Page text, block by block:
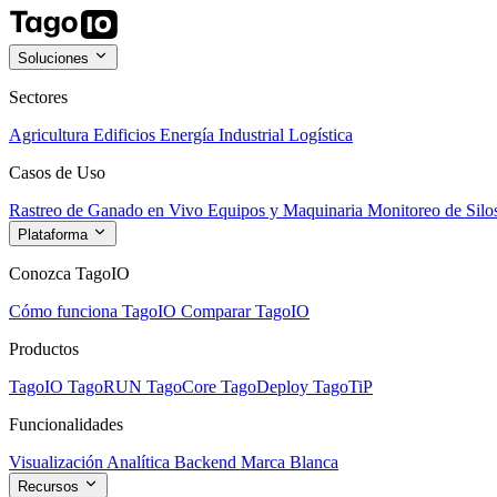
Soluciones
Sectores
Agricultura Edificios Energía Industrial Logística
Casos de Uso
Rastreo de Ganado en Vivo Equipos y Maquinaria Monitoreo de
Plataforma
Conozca TagoIO
Cómo funciona TagoIO Comparar TagoIO
Productos
TagoIO TagoRUN TagoCore TagoDeploy TagoTiP
Funcionalidades
Visualización Analítica Backend Marca Blanca
Recursos